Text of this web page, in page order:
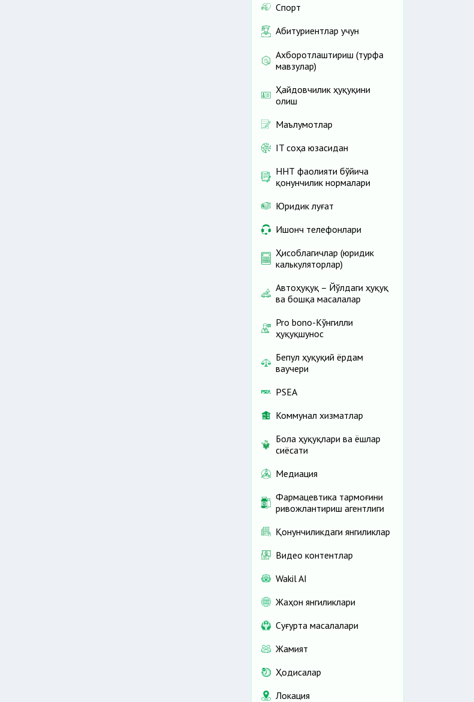
Спорт
Абитуриентлар учун
Ахборотлаштириш (турфа
мавзулар)
Ҳайдовчилик ҳуқуқини
олиш
Маълумотлар
IT соҳа юзасидан
ННТ фаолияти бўйича
қонунчилик нормалари
Юридик луғат
Ишонч телефонлари
Ҳисоблагичлар (юридик
калькуляторлар)
Автоҳуқуқ – Йўлдаги ҳуқуқ
ва бошқа масалалар
Pro bono-Кўнгилли
ҳуқуқшунос
Бепул ҳуқуқий ёрдам
ваучери
PSEA
Коммунал хизматлар
Бола ҳуқуқлари ва ёшлар
сиёсати
Медиация
Фармацевтика тармоғини
ривожлантириш агентлиги
Қонунчиликдаги янгиликлар
Видео контентлар
Wakil AI
Жаҳон янгиликлари
Cуғурта масалалари
Жамият
Ҳодисалар
Локация